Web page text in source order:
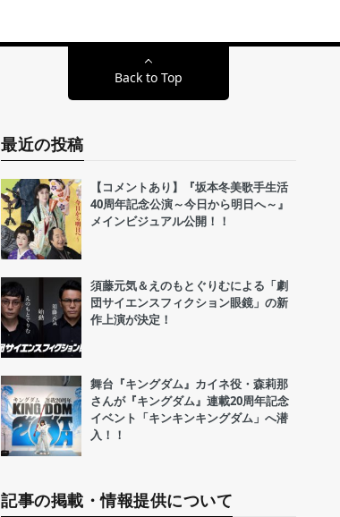
Back to Top
最近の投稿
【コメントあり】『坂本冬美歌手生活
40周年記念公演～今日から明日へ～』
メインビジュアル公開！！
須藤元気＆えのもとぐりむによる「劇
団サイエンスフィクション眼鏡」の新
作上演が決定！
舞台『キングダム』カイネ役・森莉那
さんが『キングダム』連載20周年記念
イベント「キンキンキングダム」へ潜
入！！
記事の掲載・情報提供について